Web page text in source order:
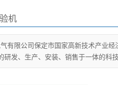
机
有限公司保定市国家高新技术产业
研发、生产、安装、销售于一体的科